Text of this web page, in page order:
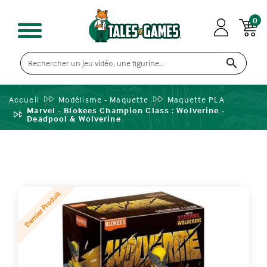

0
Accueil Modélisme - Maquette
Maquette PLA
Marvel - Blokees Champion Class : Wolverine -
Deadpool & Wolverine
Dernier Produit